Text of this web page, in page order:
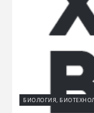
БИОЛОГИЯ,